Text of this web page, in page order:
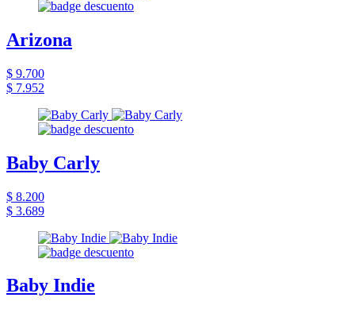
Arizona
$ 9.700
$ 7.952
Baby Carly
$ 8.200
$ 3.689
Baby Indie